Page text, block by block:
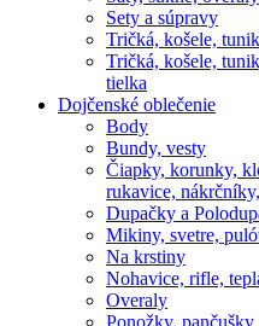
Sety a súpravy
Tričká, košele,
Tričká, košele,
tielka
Dojčenské oblečenie
Body
Bundy, vesty
Čiapky, korunky,
rukavice,
Dupačky a
Mikiny, svetre,
Na krstiny
Nohavice, rifle,
Overaly